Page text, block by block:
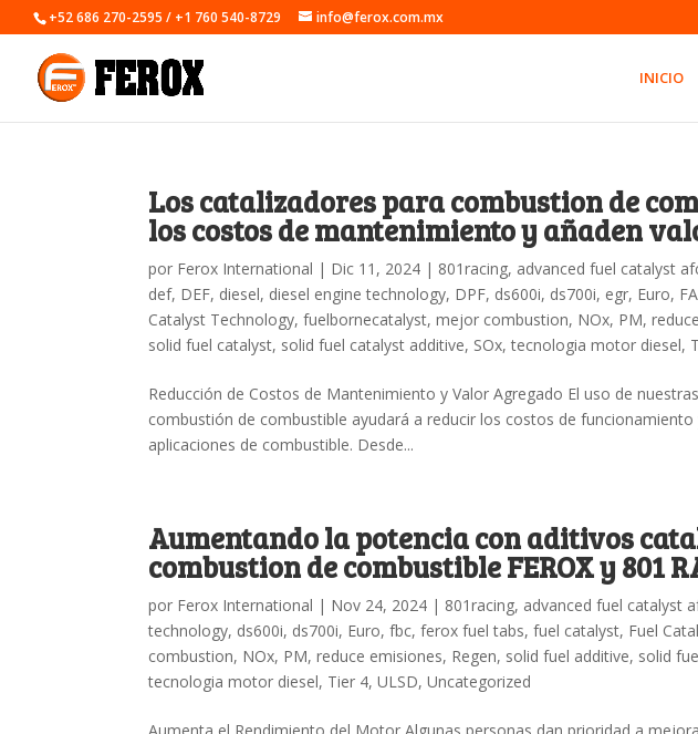
+52 686 270-2595 / +1 760 540-8729 info@ferox.com.mx
INICIO
Los catalizadores para combustion de
los costos de mantenimiento y añaden
por Ferox International | Dic 11, 2024 | 801racing, advanced fuel catalyst
def, DEF, diesel, diesel engine technology, DPF, ds600i, ds700i, egr, Euro,
Catalyst Technology,fuelbornecatalyst,mejor combustion, NOx, PM,
solid fuel catalyst, solid fuel catalyst additive, SOx,tecnologia motor diesel,
Reducción de Costos de Mantenimiento y Valor Agregado El uso de
combustión de combustible ayudará a reducir los costos de
aplicaciones de combustible. Desde...
Aumentando la potencia con aditivos
combustion de combustible FEROX y 801
por Ferox International | Nov 24, 2024 | 801racing, advanced fuel catalyst
technology, ds600i, ds700i, Euro,fbc,ferox fuel tabs,fuel catalyst, Fuel
combustion, NOx, PM,reduce emisiones, Regen, solid fuel additive, solid
tecnologia motor diesel, Tier 4,ULSD,Uncategorized